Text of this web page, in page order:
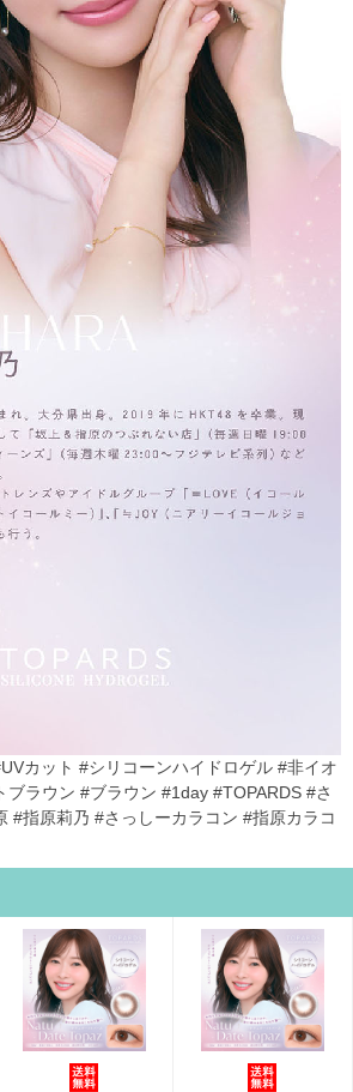
カット #シリコーンハイドロゲル #非イオ
ブラウン #ブラウン #1day #TOPARDS #さ
#指原莉乃 #さっしーカラコン #指原カラコ